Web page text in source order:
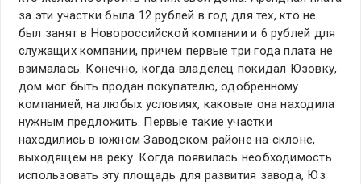
за эти участки была 12 рублей в год для тех, кто не
был занят в Новороссийской компании и 6 рублей для
служащих компании, причем первые три года плата не
взималась. Конечно, когда владелец покидал Юзовку,
дом мог быть продан покупателю, одобренному
компанией, на любых условиях, каковые она находила
нужным предложить. Первые такие участки
находились в южном Заводском районе на склоне,
выходящем на реку. Когда появилась необходимость
использовать эту площадь для развития завода, Юз